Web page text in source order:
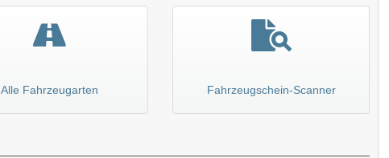
Alle Fahrzeugarten Fahrzeugschein-Scanner